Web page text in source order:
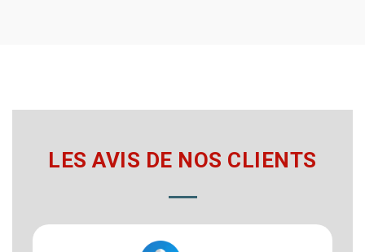
LES AVIS DE NOS CLIENTS